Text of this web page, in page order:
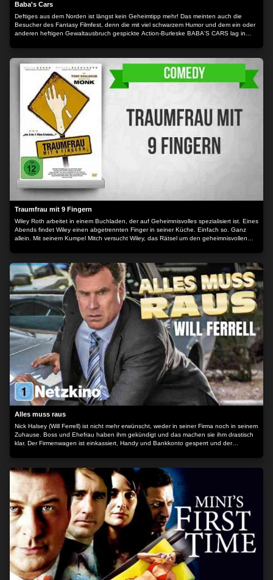
Baba's Cars
Deftiges aus dem Norden ist längst kein Geheimtipp mehr! Das meinten auch die
Besucher des Fantasy Filmfest, denn die mit viel schwarzem Humor und dem ein oder
anderen heftigen Gewaltausbruch gespickte Action-Burleske BABA'S CARS lag in
Gangster-Action mit Kult-Charakter, die Genrefans restlos begeistern wird!
Traumfrau mit 9 Fingern
Wiley Roth arbeitet in einem Buchladen, der auf Geheimnisvolles spezialisiert ist. Eines
Abends findet Wiley einen abgetrennten Finger in seiner Küche. Einfach so. Ganz
allein. Mit seinem Kumpel Mitch versucht Wiley, das Rätsel um den geheimnisvollen
Alles muss raus
Nick Halsey (Will Ferrell) ist nicht mehr erwünscht, weder in seiner Firma noch in seinem
Zuhause. Boss und Ehefrau haben ihm gekündigt und das machen sie ihm drastisch
klar. Der Firmenwagen ist einkassiert, Handy und Bankkonto gesperrt und der
schleichen, entscheidet sich Nick für öffentlich gelebtes Scheitern. Mit einigen
Sixpacks Bier versorgt lässt er sich in seinem Lieblingssessel vor dem Haus nieder und
eröffnet den Flohmarkt seines alten Lebens. Weg mit dem ganzen Ballast - alles muss